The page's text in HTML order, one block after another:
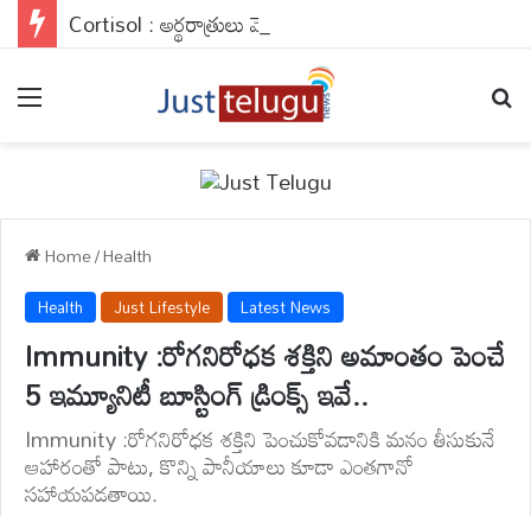
Home/Health
Health Just Lifestyle Latest News
Immunity :రోగనిరోధక శక్తిని అమాంతం పెంచే
5 ఇమ్యూనిటీ బూస్టింగ్ డ్రింక్స్ ఇవే..
Immunity :రోగనిరోధక శక్తిని పెంచుకోవడానికి మనం తీసుకునే
ఆహారంతో పాటు, కొన్ని పానీయాలు కూడా ఎంతగానో
సహాయపడతాయి.